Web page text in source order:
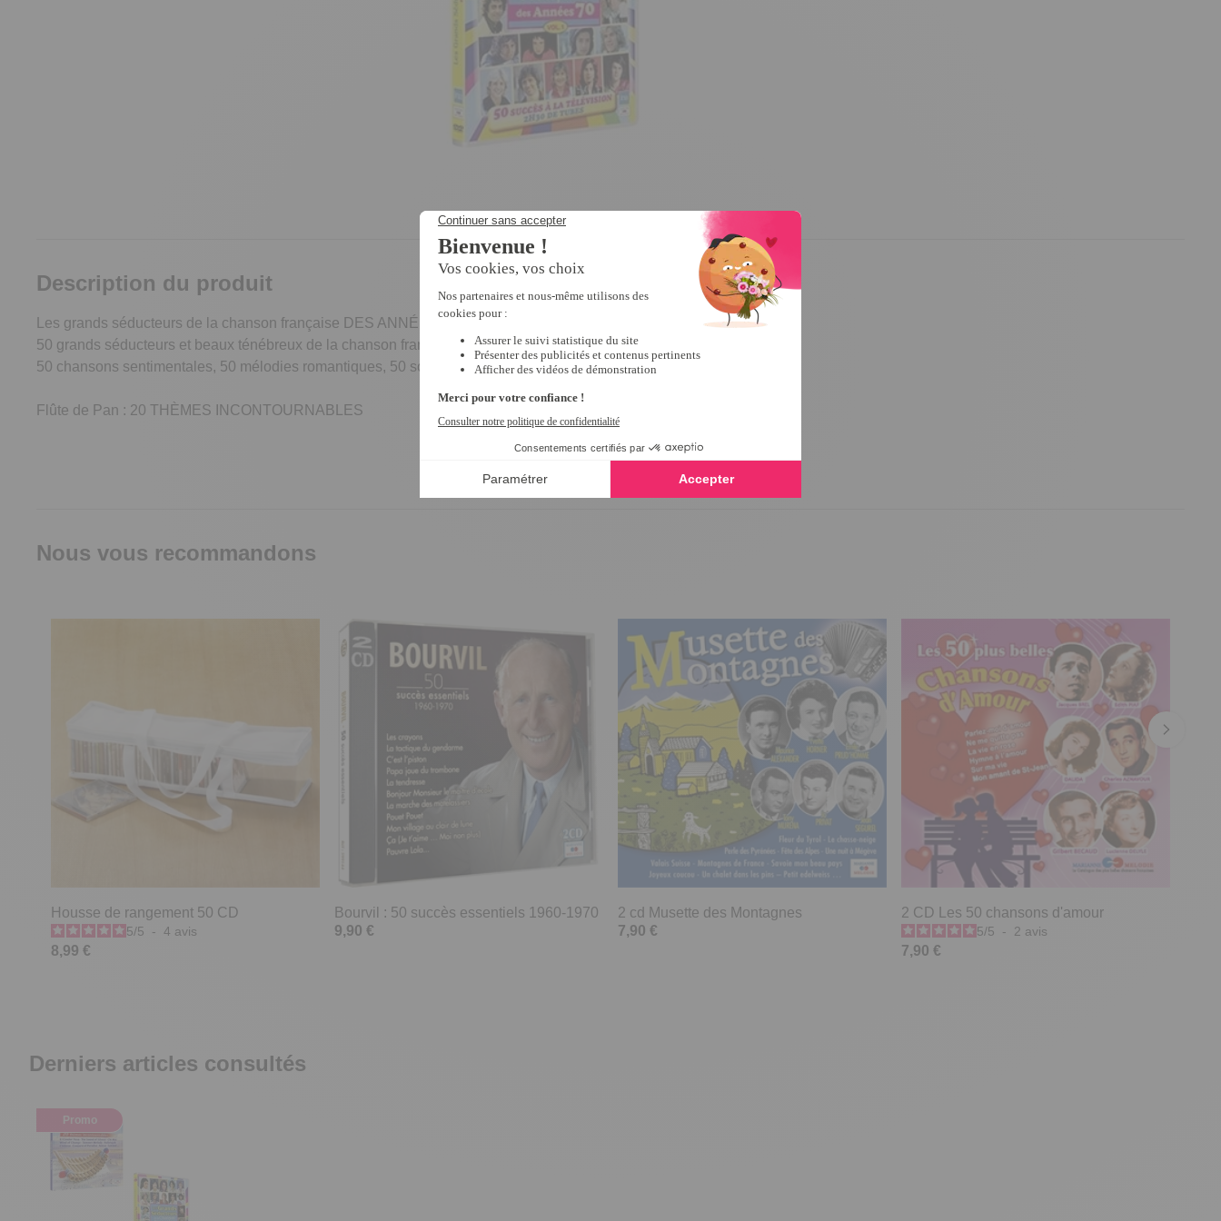
Description du produit
Les grands séducteurs de la chanson française DES ANNÉES 70 POUR LA 1ÈRE FOIS EN DVD !
50 grands séducteurs et beaux ténébreux de la chanson française des années 70 réunis pour 2H30 de pur bonheur !
50 chansons sentimentales, 50 mélodies romantiques, 50 souvenirs heureux, 50 moments d’émotion pure !
Flûte de Pan : 20 THÈMES INCONTOURNABLES
Nous vous recommandons
Housse de rangement 50 CD
5/5 - 4 avis
8,99 €
Bourvil : 50 succès essentiels 1960-1970
9,90 €
2 cd Musette des Montagnes
7,90 €
2 CD Les 50 chansons d'amour
5/5 - 2 avis
7,90 €
Derniers articles consultés
Promo